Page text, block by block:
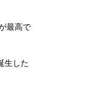
最高で
生した